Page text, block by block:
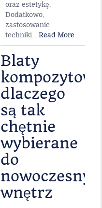
oraz estetykę.
Dodatkowo,
zastosowanie
techniki… Read More
Blaty
kompozytowe-
dlaczego
są tak
chętnie
wybierane
do
nowoczesnych
wnętrz